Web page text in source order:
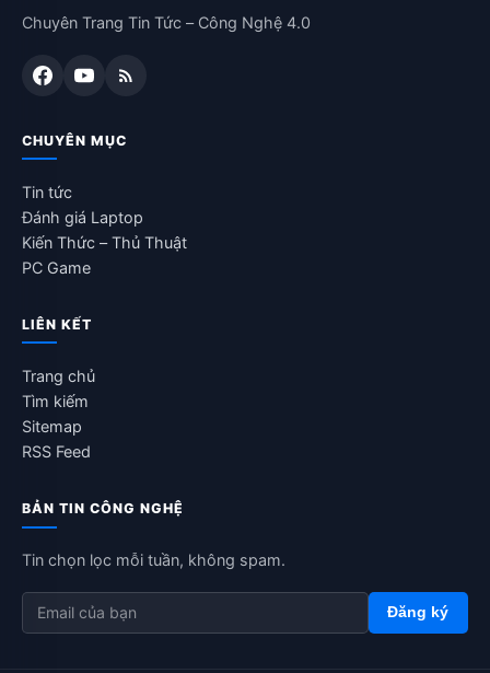
Chuyên Trang Tin Tức – Công Nghệ 4.0
CHUYÊN MỤC
Tin tức
Đánh giá Laptop
Kiến Thức – Thủ Thuật
PC Game
LIÊN KẾT
Trang chủ
Tìm kiếm
Sitemap
RSS Feed
BẢN TIN CÔNG NGHỆ
Tin chọn lọc mỗi tuần, không spam.
Đăng ký